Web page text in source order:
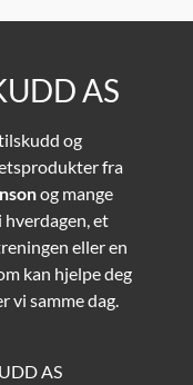
AS
og
fra
og mange
hverdagen, et
eller en
kan hjelpe deg
vi samme dag.
AS